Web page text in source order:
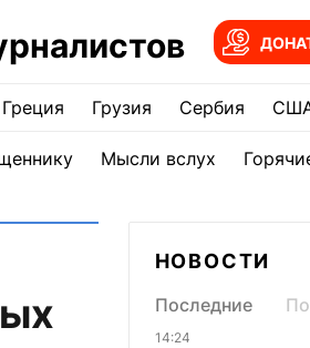
Греция Грузия Сербия
Мысли вслух
НОВОСТИ
Последние
14:24